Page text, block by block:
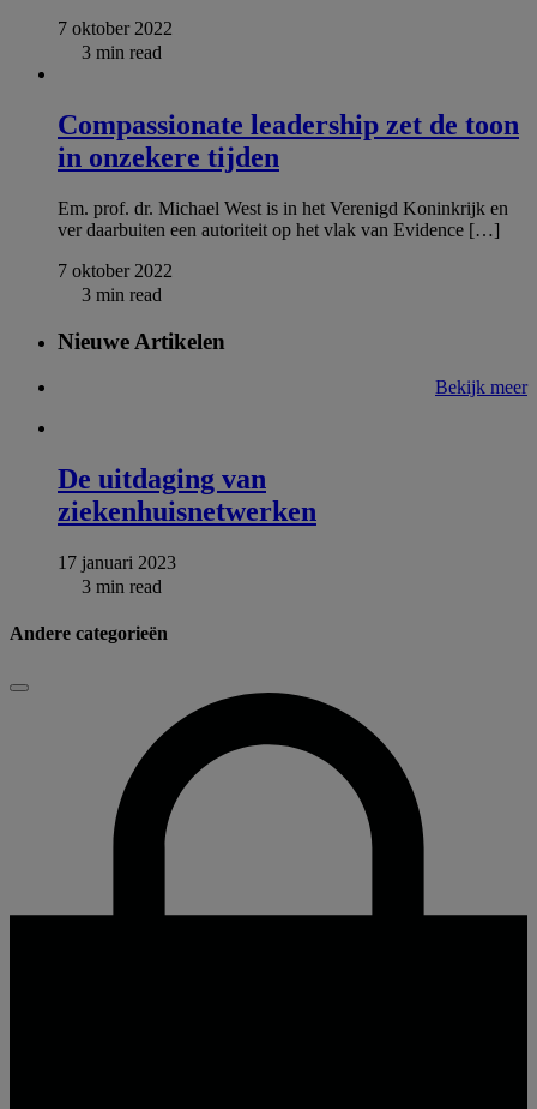
7 oktober 2022
3 min read
Compassionate leadership zet de toon
in onzekere tijden
Em. prof. dr. Michael West is in het Verenigd Koninkrijk en
ver daarbuiten een autoriteit op het vlak van Evidence […]
7 oktober 2022
3 min read
Nieuwe Artikelen
Bekijk meer
De uitdaging van
ziekenhuisnetwerken
17 januari 2023
3 min read
Andere categorieën
Sluiten